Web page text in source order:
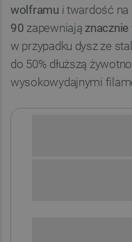
wolframu i twardość
90 zapewniają
w przypadku dysz ze
do 50% dłuższą
wysokowydajnymi